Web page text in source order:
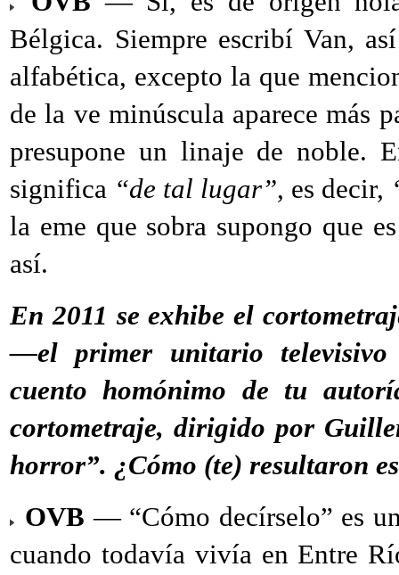
Bélgica. Siempre escribí Van,
alfabética, excepto la que
de la ve minúscula aparece más
presupone un linaje de noble.
significa “de tal lugar”, es decir,
la eme que sobra supongo que
así.
En 2011 se exhibe el
—el primer unitario
cuento homónimo de tu
cortometraje, dirigido por
horror”. ¿Cómo (te) resultaron
OVB — “Cómo decírselo” es
cuando todavía vivía en Entre